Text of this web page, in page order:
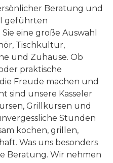
Stahlverb
32 Lagen. VG
mit einer Härte
HRC bildet den
gesamten Klinge
zur Schneide.
von 32 Lagen
erhält
Messer seine
Anatomie
mit einer
Beratung und
geführten
eine große Auswahl
Tischkultur,
und Zuhause. Ob
praktische
Freude machen und
sind unsere Kasseler
Grillkursen und
Stunden
kochen, grillen,
Was uns besonders
Beratung. Wir nehmen